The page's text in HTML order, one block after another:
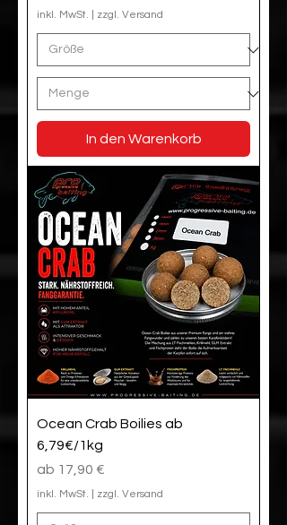
inkl. MwSt. zzgl. Versand
In den Warenkorb
Ocean Crab Boilies ab
6,79€/1kg
ab 17,90 €
Sale-Preis
inkl. MwSt. zzgl. Versand